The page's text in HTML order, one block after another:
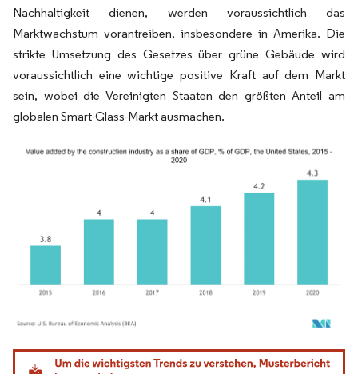
Nachhaltigkeit dienen, werden voraussichtlich das
Marktwachstum vorantreiben, insbesondere in Amerika. Die
strikte Umsetzung des Gesetzes über grüne Gebäude wird
voraussichtlich eine wichtige positive Kraft auf dem Markt
sein, wobei die Vereinigten Staaten den größten Anteil am
globalen Smart-Glass-Markt ausmachen.
Bild © Mordor Intelligence. Wiederverwendung erfordert Namensnennung gemäß